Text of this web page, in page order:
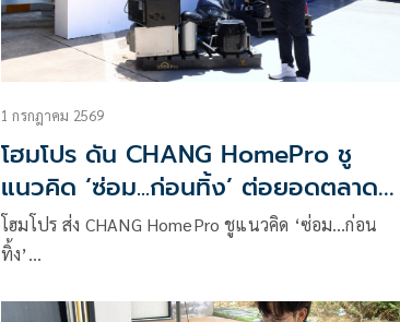
1 กรกฎาคม 2569
โฮมโปร ดัน CHANG HomePro ชู
แนวคิด ‘ซ่อม...ก่อนทิ้ง’ ต่อยอดตลาด
ดูแลบ้าน-ลดขยะอิเล็กทรอนิกส์
โฮมโปร ส่ง CHANG HomePro ชูแนวคิด ‘ซ่อม…ก่อน
ทิ้ง’…